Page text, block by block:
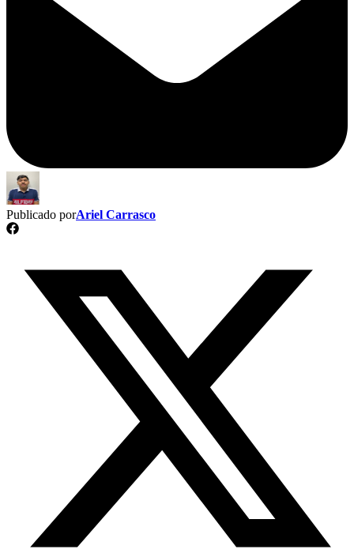
Publicado porAriel Carrasco